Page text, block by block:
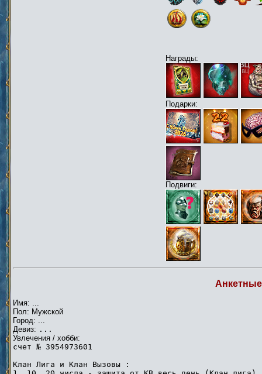
Награды:
Подарки:
Подвиги:
Имя: ...
Пол: Мужской
Город: ...
Девиз: ...
Увлечения / хобби:
счет № 3954973601
Клан Лига и Клан Вызовы :